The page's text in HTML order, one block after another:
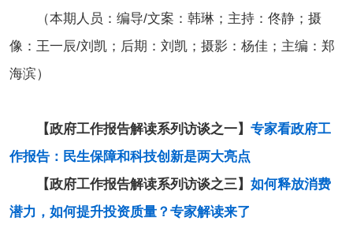
（本期人员：编导/文案：韩琳；主持：佟静；摄
像：王一辰/刘凯；后期：刘凯；摄影：杨佳；主编：郑
海滨）
【政府工作报告解读系列访谈之一】 专家看政府工
作报告：民生保障和科技创新是两大亮点
【政府工作报告解读系列访谈之三】 如何释放消费
潜力，如何提升投资质量？专家解读来了